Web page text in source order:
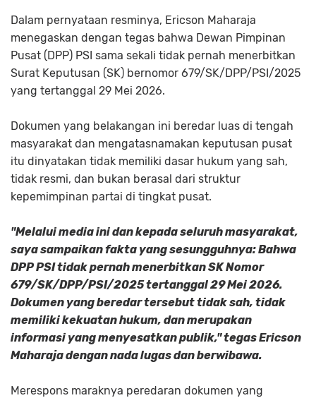
Dalam pernyataan resminya, Ericson Maharaja
menegaskan dengan tegas bahwa Dewan Pimpinan
Pusat (DPP) PSI sama sekali tidak pernah menerbitkan
Surat Keputusan (SK) bernomor 679/SK/DPP/PSI/2025
yang tertanggal 29 Mei 2026.
Dokumen yang belakangan ini beredar luas di tengah
masyarakat dan mengatasnamakan keputusan pusat
itu dinyatakan tidak memiliki dasar hukum yang sah,
tidak resmi, dan bukan berasal dari struktur
kepemimpinan partai di tingkat pusat.
"Melalui media ini dan kepada seluruh masyarakat,
saya sampaikan fakta yang sesungguhnya: Bahwa
DPP PSI tidak pernah menerbitkan SK Nomor
679/SK/DPP/PSI/2025 tertanggal 29 Mei 2026.
Dokumen yang beredar tersebut tidak sah, tidak
memiliki kekuatan hukum, dan merupakan
informasi yang menyesatkan publik," tegas Ericson
Maharaja dengan nada lugas dan berwibawa.
Merespons maraknya peredaran dokumen yang